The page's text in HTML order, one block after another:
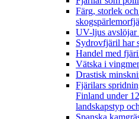
Färg, storlek
UV-ljus avslöjar
Sydrovfjäril har
Handel med
Vätska i
Drastisk
Fjärilars
Finland under
landskapstyp
Spanska